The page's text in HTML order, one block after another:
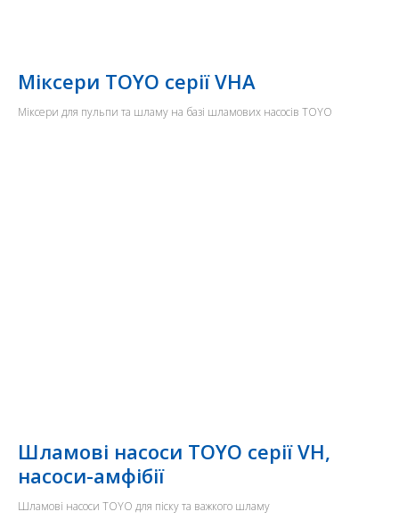
Міксери TOYO серії VHA
Міксери для пульпи та шламу на базі шламових насосів TOYO
Шламові насоси TOYO серії VH,
насоси-амфібії
Шламові насоси TOYO для піску та важкого шламу